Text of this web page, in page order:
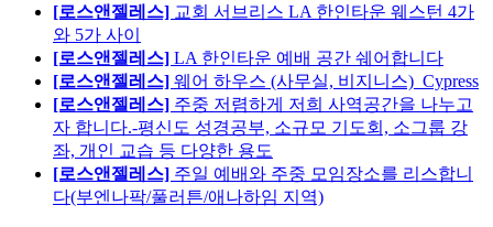
[로스앤젤레스] 교회 서브리스 LA 한인타운 웨스턴 4가
와 5가 사이
[로스앤젤레스] LA 한인타운 예배 공간 쉐어합니다
[로스앤젤레스] 웨어 하우스 (사무실, 비지니스)_Cypress
[로스앤젤레스] 주중 저렴하게 저희 사역공간을 나누고
자 합니다.-평신도 성경공부, 소규모 기도회, 소그룹 강
좌, 개인 교습 등 다양한 용도
[로스앤젤레스] 주일 예배와 주중 모임장소를 리스합니
다(부엔나팍/풀러튼/애나하임 지역)